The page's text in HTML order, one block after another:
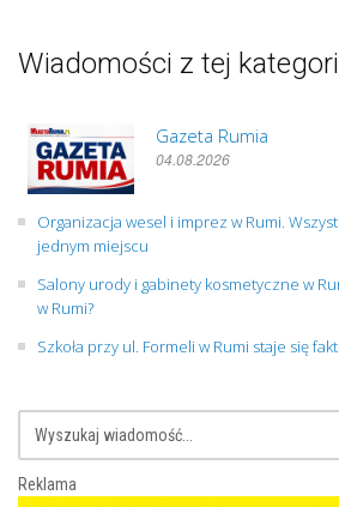
Wiadomości z tej
Gazeta Rumia
04.08.2026
Organizacja wesel i imprez w Rumi.
jednym miejscu
Salony urody i gabinety kosmetyczne w
w Rumi?
Szkoła przy ul. Formeli w Rumi staje się
Reklama